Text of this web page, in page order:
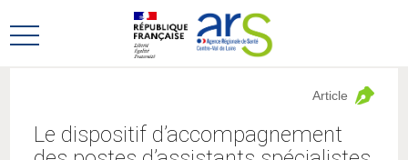
au
menu
au
contenu
Ouvrir
Le dispositif d’accompagnement
Article